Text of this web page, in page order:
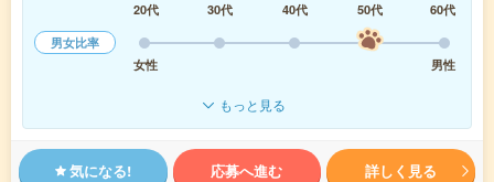
20代
30代 40代 50代
60代
男女比率
女性
男性
もっと見る
気になる! 応募へ進む 詳しく見る